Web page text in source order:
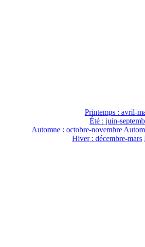
Printemps : avril-
Été : juin-
Automne : octobre-novembre
Hiver : décembre-mars